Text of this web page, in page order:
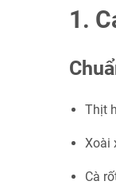
1.
Thịt
Xoài
Cà